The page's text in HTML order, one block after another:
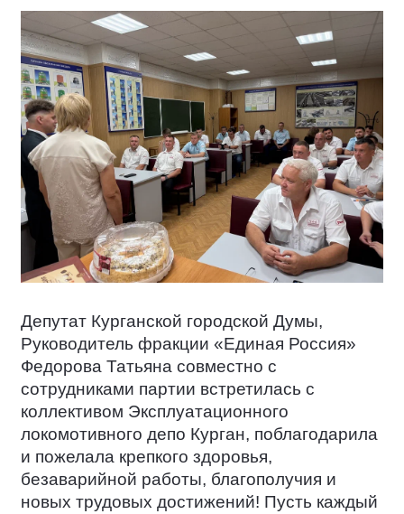
Депутат Курганской городской Думы,
Руководитель фракции «Единая Россия»
Федорова Татьяна совместно с
сотрудниками партии встретилась с
коллективом Эксплуатационного
локомотивного депо Курган, поблагодарила
и пожелала крепкого здоровья,
безаварийной работы, благополучия и
новых трудовых достижений! Пусть каждый